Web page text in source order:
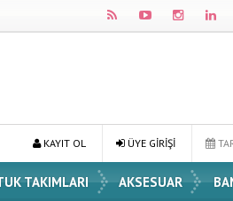
Fikirleri Dossha, Sorumlu
ÜYE GİRİŞİ
KAYIT OL
TAKIMLARI AKSESUAR